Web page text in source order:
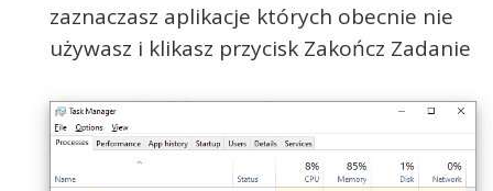
zaznaczasz aplikacje których obecnie nie
używasz i klikasz przycisk Zakończ Zadanie